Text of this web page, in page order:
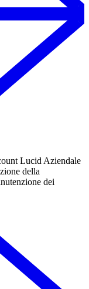
Lucid Aziendale
della
dei